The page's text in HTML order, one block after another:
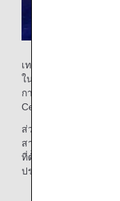
เทคนิคการเผาและกา
ในการ ‘นำเสนอความ
การรังสรรค์ขึ้นจากช่า
Ceramics Co., Ltd.
ส่วนของด้านหน้าที่งด
สามารถชื่นชมได้ที่เคา
ที่ตั้งอยู่ในล็อบบี้ผู้โดยส
ประเทศ 2 ของสนามบิน